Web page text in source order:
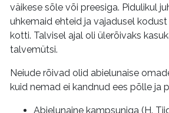
väikese sõle või preesiga. Pidulikul
uhkemaid ehteid ja vajadusel
kotti. Talvisel ajal oli ülerõivaks
talvemütsi.
Neiude rõivad olid abielunaise
kuid nemad ei kandnud ees põlle ja
Abielunaine kampsuniga (H.